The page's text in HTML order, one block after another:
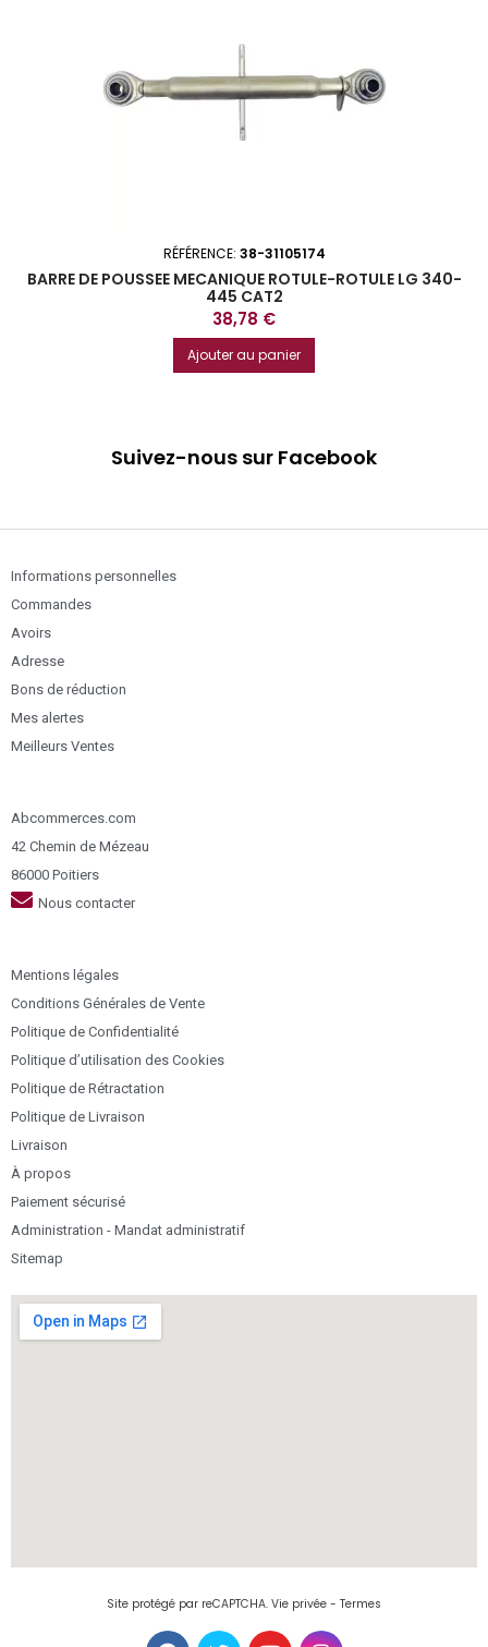
RÉFÉRENCE: 38-31105174
BARRE DE POUSSEE MECANIQUE ROTULE-ROTULE LG 340-
445 CAT2
Prix
38,78 €
Ajouter au panier
Suivez-nous sur Facebook
Informations personnelles
Commandes
Avoirs
Adresse
Bons de réduction
Mes alertes
Meilleurs Ventes
Abcommerces.com
42 Chemin de Mézeau
86000 Poitiers
Nous contacter
Mentions légales
Conditions Générales de Vente
Politique de Confidentialité
Politique d’utilisation des Cookies
Politique de Rétractation
Politique de Livraison
Livraison
À propos
Paiement sécurisé
Administration - Mandat administratif
Sitemap
Site protégé par reCAPTCHA. Vie privée - Termes